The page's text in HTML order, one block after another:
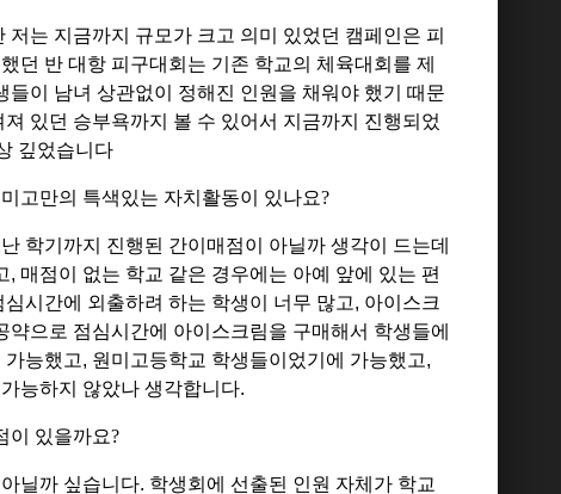
는 지금까지 규모가 크고 의미 있었던 캠페인은 피
던 반 대항 피구대회는 기존 학교의 체육대회를 제
들이 남녀 상관없이 정해진 인원을 채워야 했기 때문
져 있던 승부욕까지 볼 수 있어서 지금까지 진행되었
깊었습니다
고만의 특색있는 자치활동이 있나요?
학기까지 진행된 간이매점이 아닐까 생각이 드는데
, 매점이 없는 학교 같은 경우에는 아예 앞에 있는 편
시간에 외출하려 하는 학생이 너무 많고, 아이스크
으로 점심시간에 아이스크림을 구매해서 학생들에
능했고, 원미고등학교 학생들이었기에 가능했고,
능하지 않았나 생각합니다.
이 있을까요?
닐까 싶습니다. 학생회에 선출된 인원 자체가 학교